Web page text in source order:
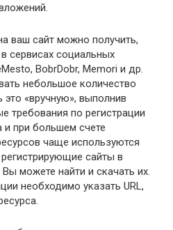
ваш сайт можно получить,
сервисах социальных
BobrDobr, Memori и др.
небольшое количество
«вручную», выполнив
требования по регистрации
и при большем счете
чаще используются
сайты в
можете найти и скачать их.
необходимо указать URL,